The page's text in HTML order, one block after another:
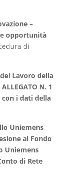
–
opportunità
di
Lavoro della
N. 1
con i dati della
Uniemens
al Fondo
Uniemens
di Rete